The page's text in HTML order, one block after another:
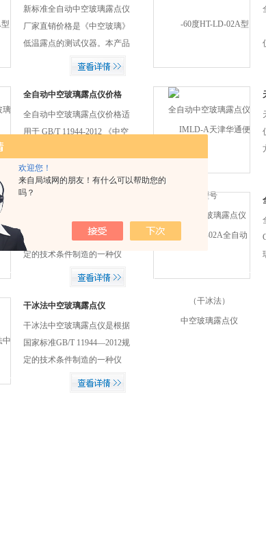
欢迎您！
来自局域网的朋友！有什么可以帮助您的
吗？
厂家直销
新标准全自动中空玻璃露点仪
厂家直销价格是《中空玻璃》
低温露点的测试仪器。本产品
采用全新的设计理念，由压缩
成，降温速度快，测温精度
高，噪音低，重量轻，方便移
动。
全自动中空玻璃露点仪价格
全自动中空玻璃露点仪价格适
用于 GB/T 11944-2012 《中空
露点的测试，此产品是我公司
*产品，是国内*能将温度降至
设计理念，跨越市面现有产品
的技术瓶颈，能在18分钟内降
的产品。
中空玻璃露点仪干冰法是根据
国家标准GB/T 11944—2012规
定的技术条件制造的一种仪
器。用来测定中空玻璃的露
后，放置露点仪探头至玻璃表
面冷却，内部水汽在冷点部位
结露，该温度为露点。$n 本产
品结构简单，操作方便。温度
干冰法中空玻璃露点仪
干冰法中空玻璃露点仪是根据
国家标准GB/T 11944—2012规
定的技术条件制造的一种仪
器。用来测定中空玻璃的露